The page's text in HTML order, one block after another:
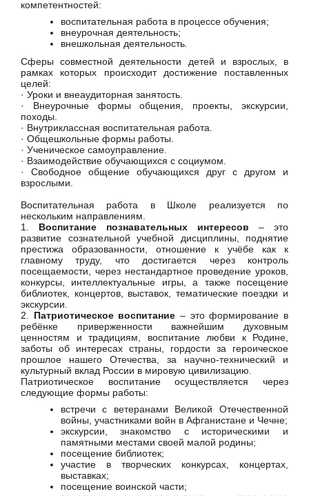
компетентностей:
воспитательная работа в процессе обучения;
внеурочная деятельность;
внешкольная деятельность.
Сферы совместной деятельности детей и взрослых, в
рамках которых происходит достижение поставленных
целей:
· Уроки и внеаудиторная занятость.
· Внеурочные формы общения, проекты, экскурсии,
походы.
· Внутриклассная воспитательная работа.
· Общешкольные формы работы.
· Ученическое самоуправление.
· Взаимодействие обучающихся с социумом.
· Свободное общение обучающихся друг с другом и
взрослыми.
Воспитательная работа в Школе реализуется по
нескольким направлениям.
1. Воспитание познавательных интересов – это
развитие сознательной учебной дисциплины, поднятие
престижа образованности, отношение к учёбе как к
главному труду, что достигается через контроль
посещаемости, через нестандартное проведение уроков,
конкурсы, интеллектуальные игры, а также посещение
библиотек, концертов, выставок, тематические поездки и
экскурсии.
2. Патриотическое воспитание – это формирование в
ребёнке приверженности важнейшим духовным
ценностям и традициям, воспитание любви к Родине,
заботы об интересах страны, гордости за героическое
прошлое нашего Отечества, за научно-технический и
культурный вклад России в мировую цивилизацию.
Патриотическое воспитание осуществляется через
следующие формы работы:
встречи с ветеранами Великой Отечественной
войны, участниками войн в Афганистане и Чечне;
экскурсии, знакомство с историческими и
памятными местами своей малой родины;
посещение библиотек;
участие в творческих конкурсах, концертах,
выставках;
посещение воинской части;